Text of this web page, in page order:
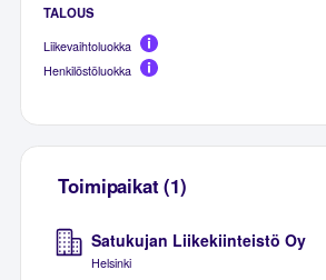
TALOUS
Liikevaihtoluokka
Henkilöstöluokka
Toimipaikat (1)
Satukujan Liikekiinteistö Oy
Helsinki